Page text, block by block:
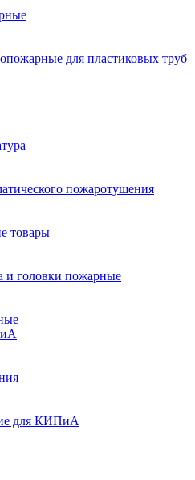
для пластиковых труб
пожаротушения
товары
и головки пожарные
для КИПиА